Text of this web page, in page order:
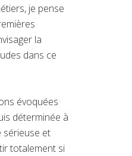
je pense
la
dans ce
évoquées
déterminée à
sérieuse et
totalement si